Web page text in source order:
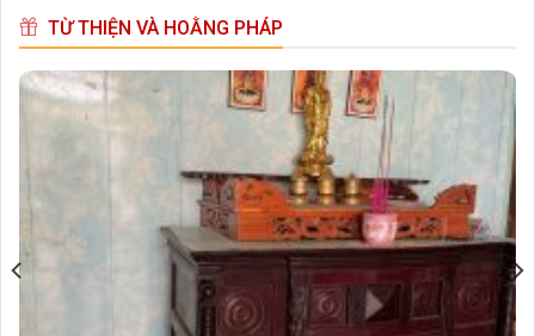
TỪ THIỆN VÀ HOẰNG PHÁP